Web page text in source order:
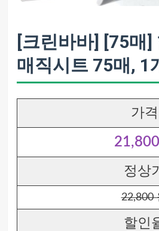
[크린바바] [75매]
매직시트 75매, 1
가격
정상
22,800
할인